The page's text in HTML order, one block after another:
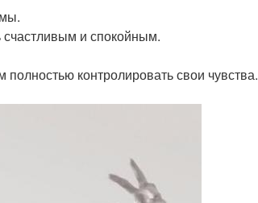
и спокойным.
контролировать свои чувства.